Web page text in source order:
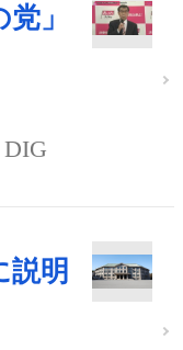
」
説明